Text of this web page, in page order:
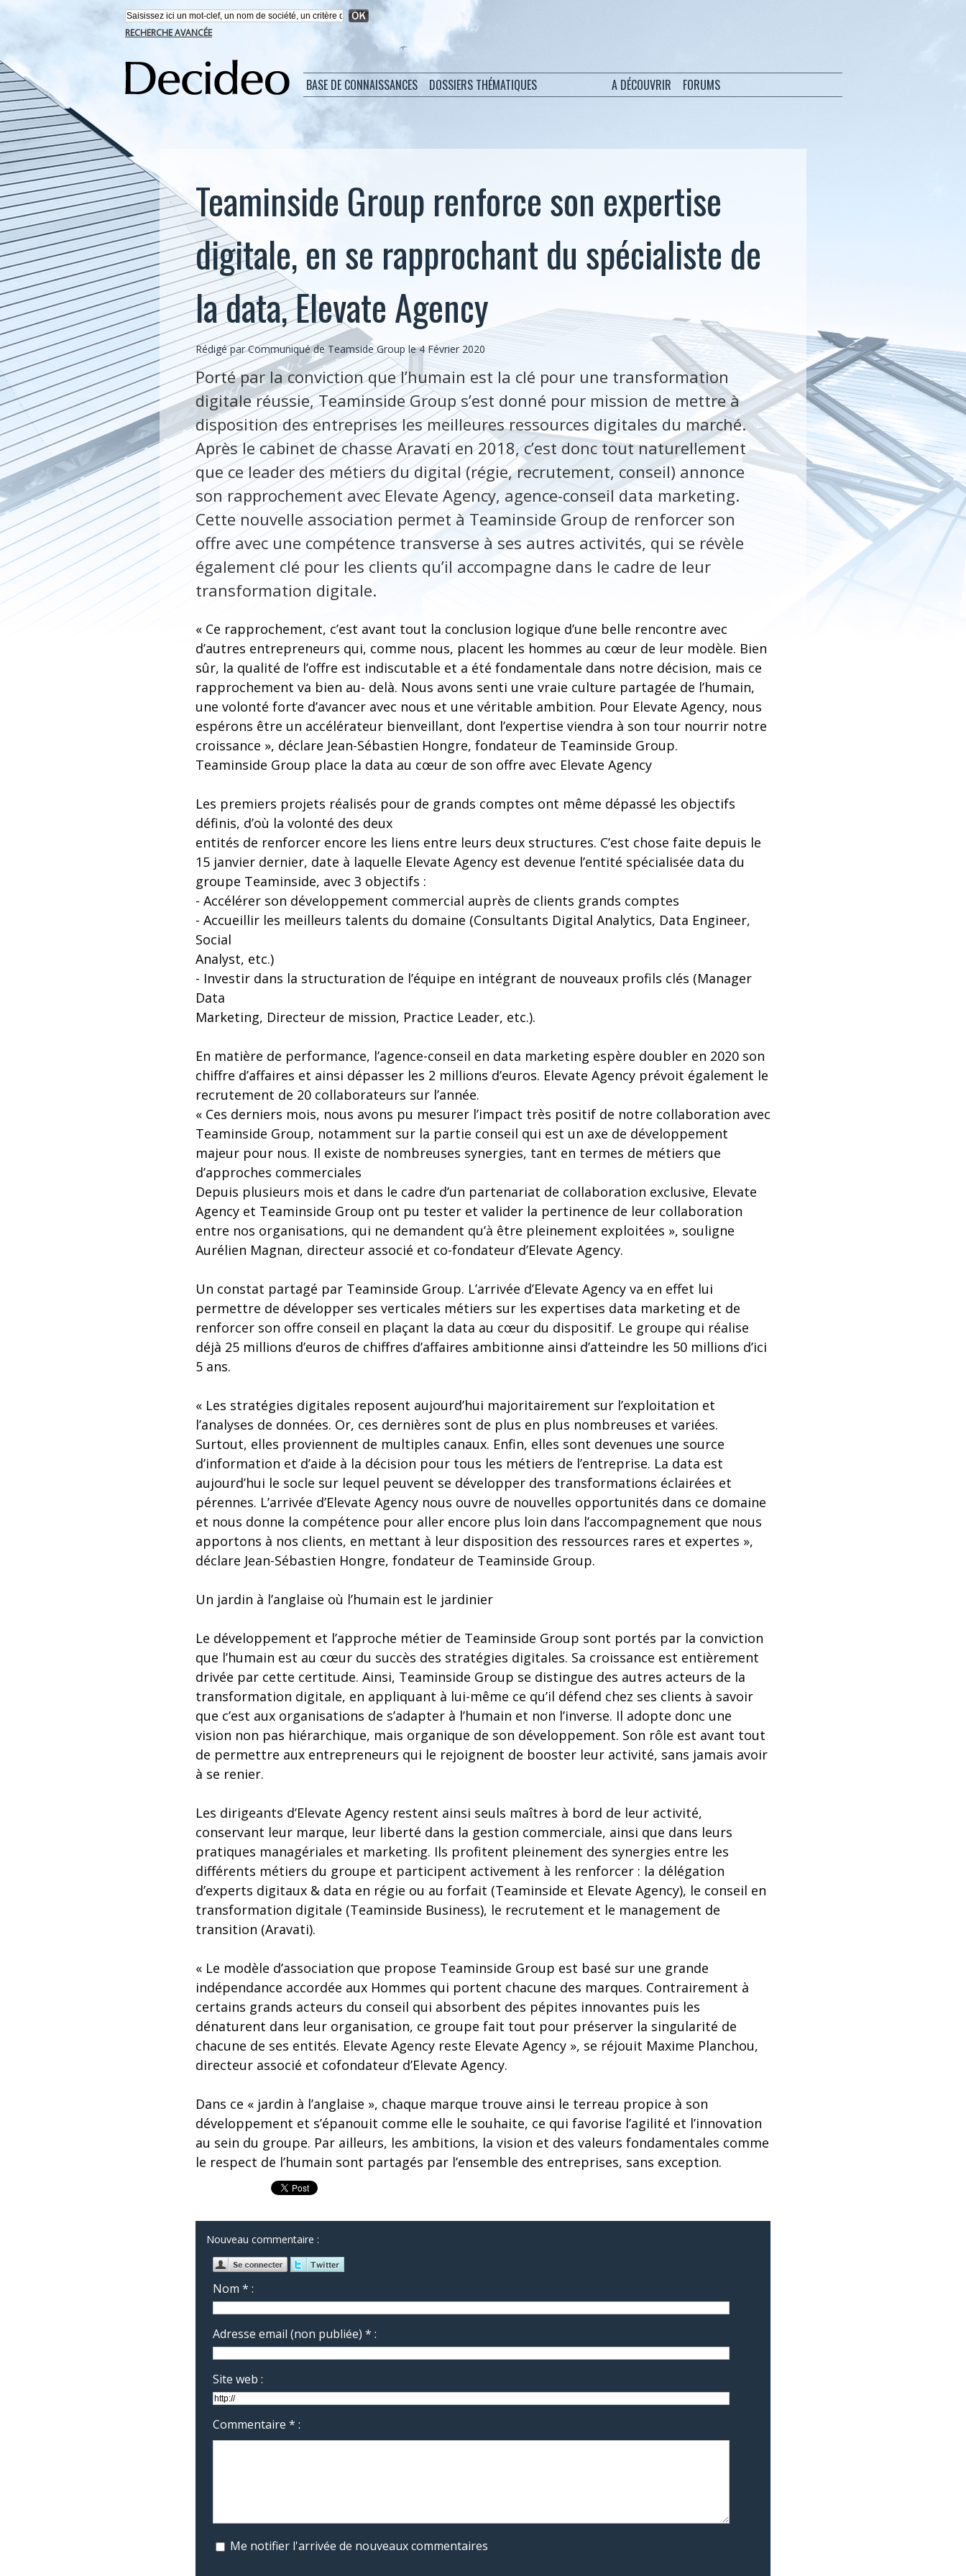
RECHERCHE AVANCÉE
BASE DE CONNAISSANCES DOSSIERS THÉMATIQUES A DÉCOUVRIR FORUMS
Teaminside Group renforce son expertise
digitale, en se rapprochant du spécialiste de
la data, Elevate Agency
Rédigé par Communiqué de Teamside Group le 4 Février 2020
Porté par la conviction que l’humain est la clé pour une transformation
digitale réussie, Teaminside Group s’est donné pour mission de mettre à
disposition des entreprises les meilleures ressources digitales du marché.
Après le cabinet de chasse Aravati en 2018, c’est donc tout naturellement
que ce leader des métiers du digital (régie, recrutement, conseil) annonce
son rapprochement avec Elevate Agency, agence-conseil data marketing.
Cette nouvelle association permet à Teaminside Group de renforcer son
offre avec une compétence transverse à ses autres activités, qui se révèle
également clé pour les clients qu’il accompagne dans le cadre de leur
transformation digitale.
« Ce rapprochement, c’est avant tout la conclusion logique d’une belle rencontre avec
d’autres entrepreneurs qui, comme nous, placent les hommes au cœur de leur modèle. Bien
sûr, la qualité de l’offre est indiscutable et a été fondamentale dans notre décision, mais ce
rapprochement va bien au- delà. Nous avons senti une vraie culture partagée de l’humain,
une volonté forte d’avancer avec nous et une véritable ambition. Pour Elevate Agency, nous
espérons être un accélérateur bienveillant, dont l’expertise viendra à son tour nourrir notre
croissance », déclare Jean-Sébastien Hongre, fondateur de Teaminside Group.
Teaminside Group place la data au cœur de son offre avec Elevate Agency
Les premiers projets réalisés pour de grands comptes ont même dépassé les objectifs
définis, d’où la volonté des deux
entités de renforcer encore les liens entre leurs deux structures. C’est chose faite depuis le
15 janvier dernier, date à laquelle Elevate Agency est devenue l’entité spécialisée data du
groupe Teaminside, avec 3 objectifs :
- Accélérer son développement commercial auprès de clients grands comptes
- Accueillir les meilleurs talents du domaine (Consultants Digital Analytics, Data Engineer,
Social
Analyst, etc.)
- Investir dans la structuration de l’équipe en intégrant de nouveaux profils clés (Manager
Data
Marketing, Directeur de mission, Practice Leader, etc.).
En matière de performance, l’agence-conseil en data marketing espère doubler en 2020 son
chiffre d’affaires et ainsi dépasser les 2 millions d’euros. Elevate Agency prévoit également le
recrutement de 20 collaborateurs sur l’année.
« Ces derniers mois, nous avons pu mesurer l’impact très positif de notre collaboration avec
Teaminside Group, notamment sur la partie conseil qui est un axe de développement
majeur pour nous. Il existe de nombreuses synergies, tant en termes de métiers que
d’approches commerciales
Depuis plusieurs mois et dans le cadre d’un partenariat de collaboration exclusive, Elevate
Agency et Teaminside Group ont pu tester et valider la pertinence de leur collaboration
entre nos organisations, qui ne demandent qu’à être pleinement exploitées », souligne
Aurélien Magnan, directeur associé et co-fondateur d’Elevate Agency.
Un constat partagé par Teaminside Group. L’arrivée d’Elevate Agency va en effet lui
permettre de développer ses verticales métiers sur les expertises data marketing et de
renforcer son offre conseil en plaçant la data au cœur du dispositif. Le groupe qui réalise
déjà 25 millions d’euros de chiffres d’affaires ambitionne ainsi d’atteindre les 50 millions d’ici
5 ans.
« Les stratégies digitales reposent aujourd’hui majoritairement sur l’exploitation et
l’analyses de données. Or, ces dernières sont de plus en plus nombreuses et variées.
Surtout, elles proviennent de multiples canaux. Enfin, elles sont devenues une source
d’information et d’aide à la décision pour tous les métiers de l’entreprise. La data est
aujourd’hui le socle sur lequel peuvent se développer des transformations éclairées et
pérennes. L’arrivée d’Elevate Agency nous ouvre de nouvelles opportunités dans ce domaine
et nous donne la compétence pour aller encore plus loin dans l’accompagnement que nous
apportons à nos clients, en mettant à leur disposition des ressources rares et expertes »,
déclare Jean-Sébastien Hongre, fondateur de Teaminside Group.
Un jardin à l’anglaise où l’humain est le jardinier
Le développement et l’approche métier de Teaminside Group sont portés par la conviction
que l’humain est au cœur du succès des stratégies digitales. Sa croissance est entièrement
drivée par cette certitude. Ainsi, Teaminside Group se distingue des autres acteurs de la
transformation digitale, en appliquant à lui-même ce qu’il défend chez ses clients à savoir
que c’est aux organisations de s’adapter à l’humain et non l’inverse. Il adopte donc une
vision non pas hiérarchique, mais organique de son développement. Son rôle est avant tout
de permettre aux entrepreneurs qui le rejoignent de booster leur activité, sans jamais avoir
à se renier.
Les dirigeants d’Elevate Agency restent ainsi seuls maîtres à bord de leur activité,
conservant leur marque, leur liberté dans la gestion commerciale, ainsi que dans leurs
pratiques managériales et marketing. Ils profitent pleinement des synergies entre les
différents métiers du groupe et participent activement à les renforcer : la délégation
d’experts digitaux & data en régie ou au forfait (Teaminside et Elevate Agency), le conseil en
transformation digitale (Teaminside Business), le recrutement et le management de
transition (Aravati).
« Le modèle d’association que propose Teaminside Group est basé sur une grande
indépendance accordée aux Hommes qui portent chacune des marques. Contrairement à
certains grands acteurs du conseil qui absorbent des pépites innovantes puis les
dénaturent dans leur organisation, ce groupe fait tout pour préserver la singularité de
chacune de ses entités. Elevate Agency reste Elevate Agency », se réjouit Maxime Planchou,
directeur associé et cofondateur d’Elevate Agency.
Dans ce « jardin à l’anglaise », chaque marque trouve ainsi le terreau propice à son
développement et s’épanouit comme elle le souhaite, ce qui favorise l’agilité et l’innovation
au sein du groupe. Par ailleurs, les ambitions, la vision et des valeurs fondamentales comme
le respect de l’humain sont partagés par l’ensemble des entreprises, sans exception.
Nouveau commentaire :
Nom * :
Adresse email (non publiée) * :
Site web :
Commentaire * :
Me notifier l'arrivée de nouveaux commentaires